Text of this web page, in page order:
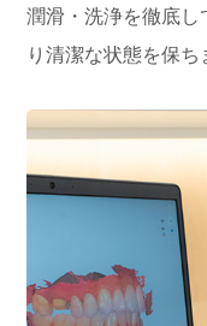
潤滑・洗浄を徹底
り清潔な状態を保ち